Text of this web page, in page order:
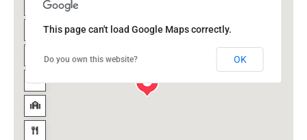
This page can't load Google Maps correctly.
Do you own this website? OK